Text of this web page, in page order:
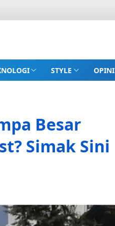
STYLE OPINI
Besar
Simak Sini